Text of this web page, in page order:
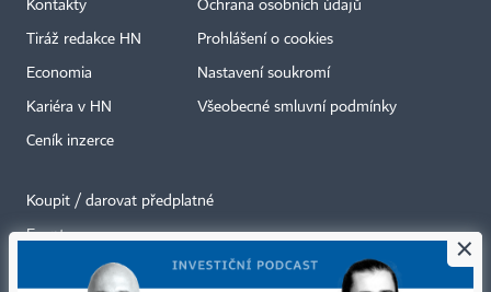
Kontakty
Tiráž redakce HN
Economia
Kariéra v HN
Ceník inzerce
Ochrana osobních údajů
Prohlášení o cookies
Nastavení soukromí
Všeobecné smluvní podmínky
Koupit / darovat předplatné
Eventy
Newslettery
×